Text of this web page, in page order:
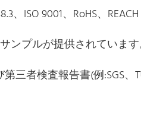
、ISO 9001、RoHS、REACH
プルが提供されています
三者検査報告書(例:SGS、